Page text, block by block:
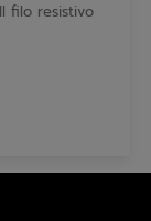
filo resistivo